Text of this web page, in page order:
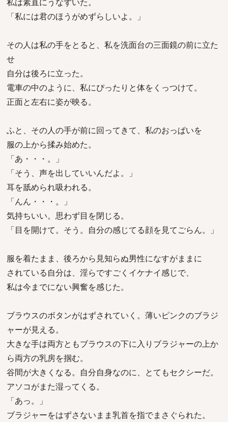
「私には君のほうがめずらしいよ。」
その人は私の手をとると、私を洗面台の三面鏡の前に立た
せ
自分は後ろに立った。
電車の中のように、私にぴったりと体をくっつけて。
正面と左右に姿が映る。
ふと、その人の手が前に回ってきて、私のおっぱいを
服の上から揉み始めた。
「あ・・・。」
「そう、声を出していいんだよ。」
耳を舐められ吸われる。
「んん・・・。」
気持ちいい。思わず目を閉じる。
「目を開けて。そう。自分の感じてる顔を見てごらん。」
服を着たまま、後ろから見知らぬ男性になすがままに
されている自分は、淫らですごくイケナイ感じで、
私は今までにない興奮を感じた。
ブラウスのボタンがはずされていく。薄いピンクのブラジ
ャーが見える。
大きな手は両方ともブラウスの下に入りブラジャーの上か
ら両方の乳房を掴む。
谷間が大きくなる。自分自身なのに、とてもセクシーだ。
アソコがまた湿ってくる。
「あっ。」
ブラジャーをはずさないまま乳首を指でまさぐられた。